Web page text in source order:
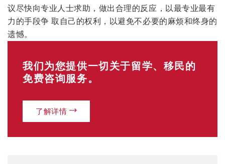
议尽快向专业人士求助，做出合理的反应，以最专业最有
力的手段争 取自己的权利，以避免不必要的麻烦和终身的
遗憾。
我们为您提供一切关于留学、移民的
免费咨询服务。
了解详情